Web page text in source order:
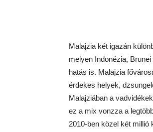
Malajzia két igazán
melyen Indonézia,
hatás is. Malajzia
érdekes helyek,
Malajziában a
ez a mix vonzza a
2010-ben közel két millió